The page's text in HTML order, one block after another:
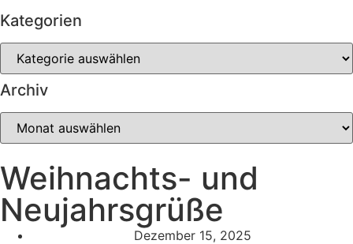
Kategorien
Archiv
Weihnachts- und
Neujahrsgrüße
Dezember 15, 2025